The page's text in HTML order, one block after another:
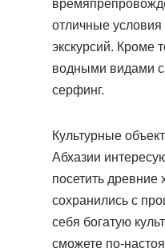
отличные
экскурсий. Кроме
водными видами
серфинг.
Культурные
Абхазии
посетить
сохранились с
себя богатую
сможете по-